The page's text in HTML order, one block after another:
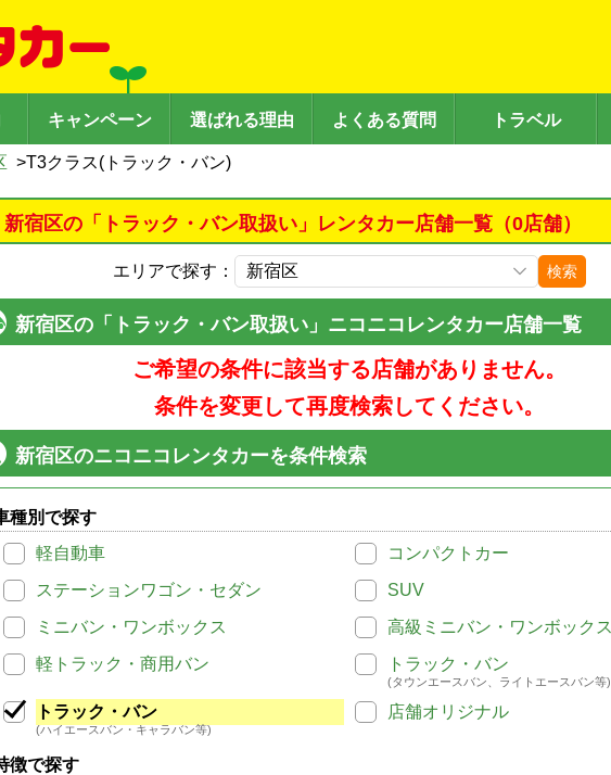
キャンペーン 選ばれる理由 よくある質問 トラベル
>T3クラス(トラック・バン)
新宿区の「トラック・バン取扱い」レンタカー店舗一覧（0店舗）
エリアで探す： 検索
新宿区の「トラック・バン取扱い」ニコニコレンタカー店舗一覧
ご希望の条件に該当する店舗がありません。
条件を変更して再度検索してください。
新宿区のニコニコレンタカーを条件検索
種別で探す
軽自動車
コンパクトカー
ステーションワゴン・セダン
SUV
ミニバン・ワンボックス
高級ミニバン・ワンボックス
軽トラック・商用バン
トラック・バン
(タウンエースバン、ライトエースバン等)
トラック・バン
(ハイエースバン・キャラバン等)
店舗オリジナル
徴で探す